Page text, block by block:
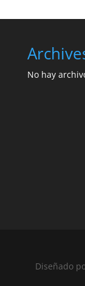
No hay
Diseñado